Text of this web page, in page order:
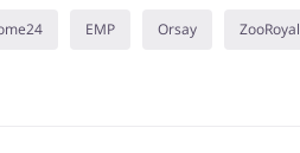
EMP Orsay ZooRoyal